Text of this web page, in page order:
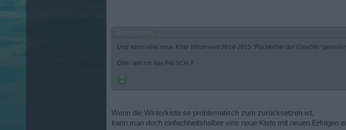
↑
Und somit eine neue Kiste Wintervent 2014-2015 "Rückkeher der Eiswölfe"
Oder seh ich das FALSCH ?
Wenn die Winterkiste so problematisch zum zurücksetzen ist,
kann man doch einfachheitshalber eine neue Kiste mit neuen Erfolgen